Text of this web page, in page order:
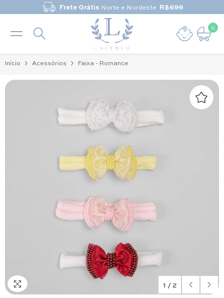
Pular para o conteúdo
Frete Grátis Norte e Nordeste R$699
0
0
Início Acessórios Faixa - Romance
1 / 2